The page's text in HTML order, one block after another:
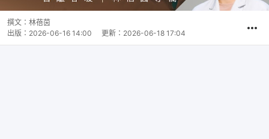
撰文： 林蓓茵
出版： 2026-06-16 14:00 更新： 2026-06-18 17:04